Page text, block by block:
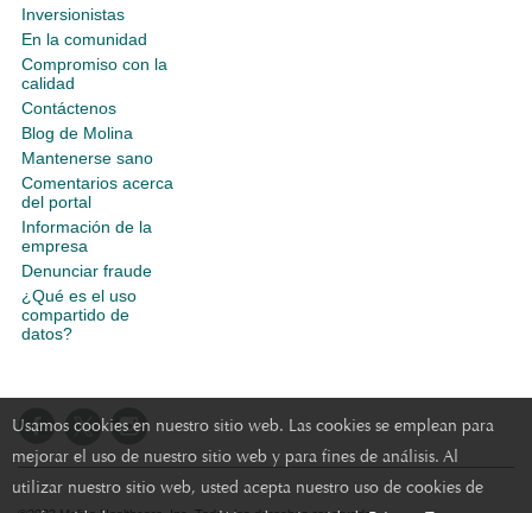
Usamos cookies en nuestro sitio web. Las cookies se emplean para
mejorar el uso de nuestro sitio web y para fines de análisis. Al
utilizar nuestro sitio web, usted acepta nuestro uso de cookies de
Inversionistas
En la comunidad
Compromiso con la
calidad
Contáctenos
Blog de Molina
Mantenerse sano
Comentarios acerca
del portal
Información de la
empresa
Denunciar fraude
¿Qué es el uso
compartido de
datos?